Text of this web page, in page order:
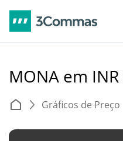
MONA em INR
Gráficos de Preço